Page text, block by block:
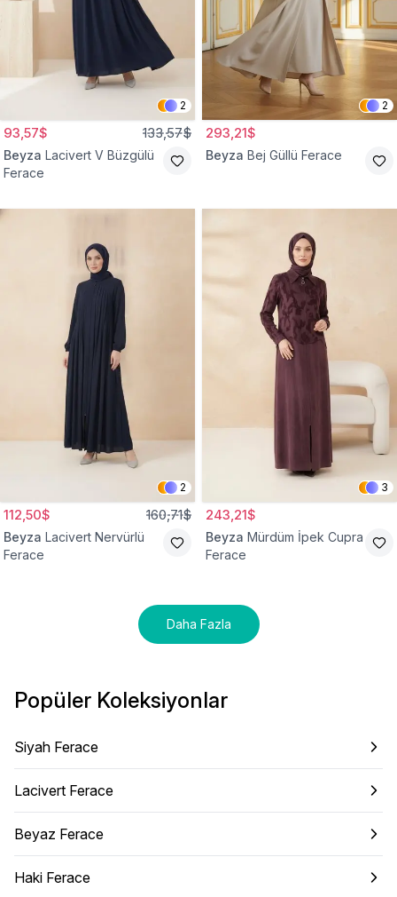
2
93,57$ 133,57$
Beyza Lacivert V Büzgülü
Ferace
2
293,21$
Beyza Bej Güllü Ferace
2
112,50$ 160,71$
Beyza Lacivert Nervürlü
Ferace
3
243,21$
Beyza Mürdüm İpek Cupra
Ferace
Daha Fazla
Popüler Koleksiyonlar
Siyah Ferace
Lacivert Ferace
Beyaz Ferace
Haki Ferace